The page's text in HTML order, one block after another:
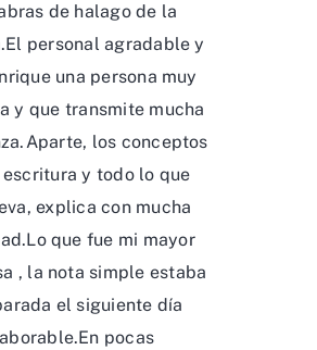
de halago de la
personal agradable y
una persona muy
y que transmite mucha
los conceptos
y todo lo que
explica con mucha
que fue mi mayor
, la nota simple estaba
el siguiente día
pocas